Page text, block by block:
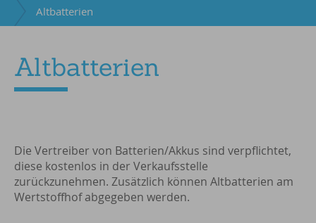
Altbatterien
Altbatterien
Die Vertreiber von Batterien/Akkus sind verpflichtet,
diese kostenlos in der Verkaufsstelle
zurückzunehmen. Zusätzlich können Altbatterien am
Wertstoffhof abgegeben werden.